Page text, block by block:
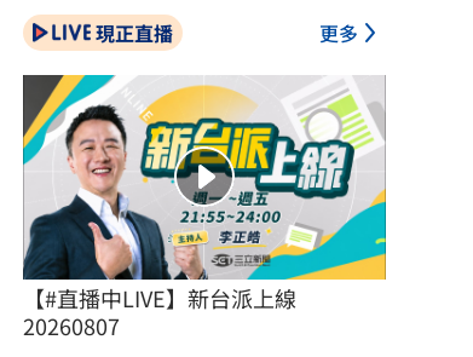
現正直播 更多
【#直播中LIVE】新台派上線
20260807